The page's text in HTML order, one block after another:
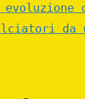
da